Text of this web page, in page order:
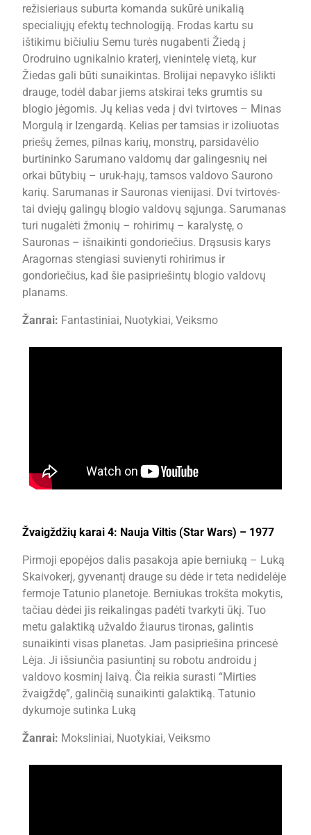
režisieriaus suburta komanda sukūrė unikalią
specialiųjų efektų technologiją. Frodas kartu su
ištikimu bičiuliu Semu turės nugabenti Žiedą į
Orodruino ugnikalnio kraterį, vienintelę vietą, kur
Žiedas gali būti sunaikintas. Brolijai nepavyko išlikti
drauge, todėl dabar jiems atskirai teks grumtis su
blogio jėgomis. Jų kelias veda į dvi tvirtoves – Minas
Morgulą ir Izengardą. Kelias per tamsias ir izoliuotas
priešų žemes, pilnas karių, monstrų, parsidavėlio
burtininko Sarumano valdomų dar galingesnių nei
orkai būtybių – uruk-hajų, tamsos valdovo Saurono
karių. Sarumanas ir Sauronas vienijasi. Dvi tvirtovės-
tai dviejų galingų blogio valdovų sąjunga. Sarumanas
turi nugalėti žmonių – rohirimų – karalystę, o
Sauronas – išnaikinti gondoriečius. Drąsusis karys
Aragornas stengiasi suvienyti rohirimus ir
gondoriečius, kad šie pasipriešintų blogio valdovų
planams.
Žanrai: Fantastiniai, Nuotykiai, Veiksmo
Žvaigždžių karai 4: Nauja Viltis (Star Wars) – 1977
Pirmoji epopėjos dalis pasakoja apie berniuką – Luką
Skaivokerį, gyvenantį drauge su dėde ir teta nedidelėje
fermoje Tatunio planetoje. Berniukas trokšta mokytis,
tačiau dėdei jis reikalingas padėti tvarkyti ūkį. Tuo
metu galaktiką užvaldo žiaurus tironas, galintis
sunaikinti visas planetas. Jam pasipriešina princesė
Lėja. Ji išsiunčia pasiuntinį su robotu androidu į
valdovo kosminį laivą. Čia reikia surasti “Mirties
žvaigždę”, galinčią sunaikinti galaktiką. Tatunio
dykumoje sutinka Luką
Žanrai: Moksliniai, Nuotykiai, Veiksmo